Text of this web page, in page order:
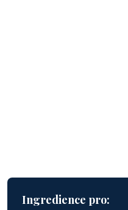
Ingredience pro: